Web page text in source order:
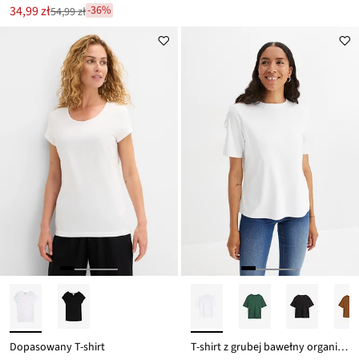
Nowa
cena
34,99 zł
Przeceniono
54,99 zł-36%
Dopasowany T-shirt T-shirt z grubej bawełny organicznej